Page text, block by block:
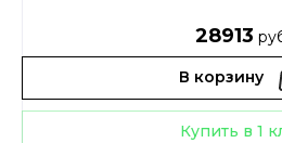
28913
В корзину
Купить в 1